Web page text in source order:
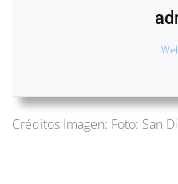
Créditos Imagen: Foto: San